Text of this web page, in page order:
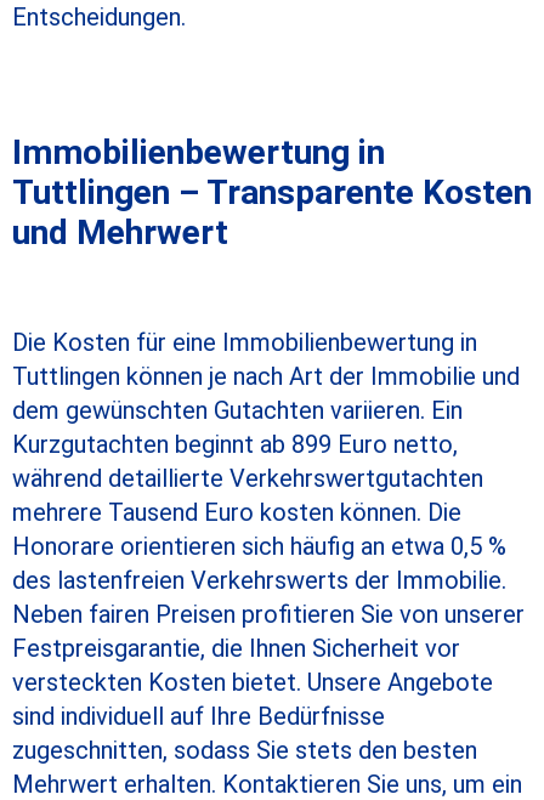
Entscheidungen.
Immobilienbewertung in
Tuttlingen – Transparente Kosten
und Mehrwert
Die Kosten für eine Immobilienbewertung in
Tuttlingen können je nach Art der Immobilie und
dem gewünschten Gutachten variieren. Ein
Kurzgutachten beginnt ab 899 Euro netto,
während detaillierte Verkehrswertgutachten
mehrere Tausend Euro kosten können. Die
Honorare orientieren sich häufig an etwa 0,5 %
des lastenfreien Verkehrswerts der Immobilie.
Neben fairen Preisen profitieren Sie von unserer
Festpreisgarantie, die Ihnen Sicherheit vor
versteckten Kosten bietet. Unsere Angebote
sind individuell auf Ihre Bedürfnisse
zugeschnitten, sodass Sie stets den besten
Mehrwert erhalten. Kontaktieren Sie uns, um ein